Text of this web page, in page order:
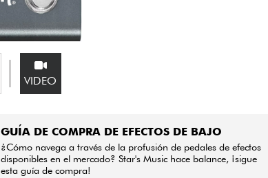
VIDEO
GUÍA DE COMPRA DE EFECTOS DE BAJO
¿Cómo navega a través de la profusión de pedales de efectos
disponibles en el mercado? Star's Music hace balance, ¡sigue
esta guía de compra!